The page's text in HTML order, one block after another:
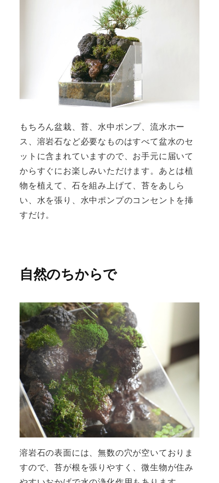
もちろん盆栽、苔、水中ポンプ、流水ホー
ス、溶岩石など必要なものはすべて盆水のセ
ットに含まれていますので、お手元に届いて
からすぐにお楽しみいただけます。あとは植
物を植えて、石を組み上げて、苔をあしら
い、水を張り、水中ポンプのコンセントを挿
すだけ。
自然のちからで
溶岩石の表面には、無数の穴が空いておりま
すので、苔が根を張りやすく、微生物が住み